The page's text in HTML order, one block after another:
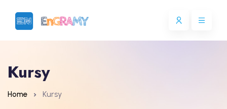
Kursy
Home Kursy